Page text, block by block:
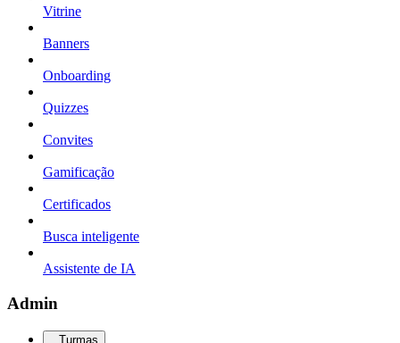
Vitrine
Banners
Onboarding
Quizzes
Convites
Gamificação
Certificados
Busca inteligente
Assistente de IA
Admin
Turmas